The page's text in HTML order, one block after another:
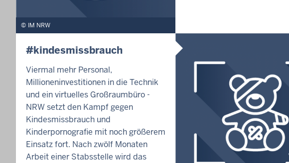
IM NRW
#kindesmissbrauch
Viermal mehr Personal,
Millioneninvestitionen in die Technik
und ein virtuelles Großraumbüro -
NRW setzt den Kampf gegen
Kindesmissbrauch und
Kinderpornografie mit noch größerem
Einsatz fort. Nach zwölf Monaten
Arbeit einer Stabsstelle wird das